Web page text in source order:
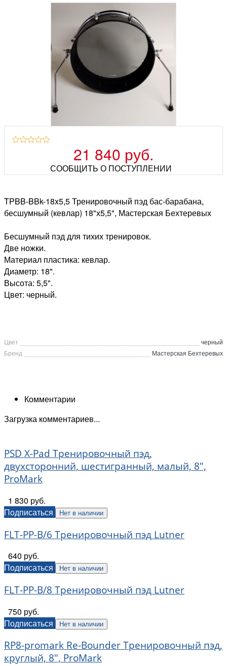
21 840 руб.
СООБЩИТЬ О ПОСТУПЛЕНИИ
TPBB-BBk-18x5,5 Тренировочный пэд бас-барабана,
бесшумный (кевлар) 18"х5,5", Мастерская Бехтеревых
Бесшумный пэд для тихих тренировок.
Две ножки.
Материал пластика: кевлар.
Диаметр: 18".
Высота: 5,5".
Цвет: черный.
Цвет
черный
Бренд
Мастерская Бехтеревых
Комментарии
Загрузка комментариев...
PSD X-Pad Тренировочный пэд,
двухсторонний, шестигранный, малый, 8",
ProMark
1 830 руб.
Подписаться
Нет в наличии
FLT-PP-B/6 Тренировочный пэд Lutner
640 руб.
Подписаться
Нет в наличии
FLT-PP-B/8 Тренировочный пэд Lutner
750 руб.
Подписаться
Нет в наличии
RP8-promark Re-Bounder Тренировочный пэд,
круглый, 8", ProMark